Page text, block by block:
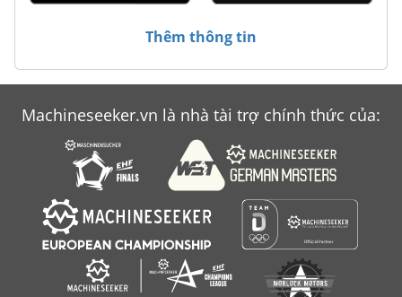
Thêm thông tin
Machineseeker.vn là nhà tài trợ chính thức của: